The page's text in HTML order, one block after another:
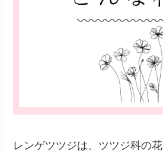
レンゲツツジは、ツツジ科の